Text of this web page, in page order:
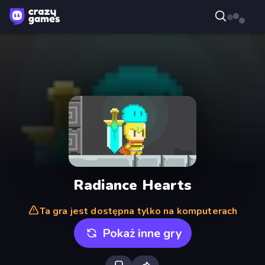
Radiance Hearts
Ta gra jest dostępna tylko na komputerach
Pokaż inne gry